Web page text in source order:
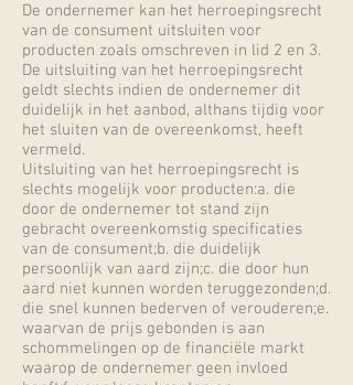
De ondernemer kan het herroepingsrecht
van de consument uitsluiten voor
producten zoals omschreven in lid 2 en 3.
De uitsluiting van het herroepingsrecht
geldt slechts indien de ondernemer dit
duidelijk in het aanbod, althans tijdig voor
het sluiten van de overeenkomst, heeft
vermeld.
Uitsluiting van het herroepingsrecht is
slechts mogelijk voor producten:a. die
door de ondernemer tot stand zijn
gebracht overeenkomstig specificaties
van de consument;b. die duidelijk
persoonlijk van aard zijn;c. die door hun
aard niet kunnen worden teruggezonden;d.
die snel kunnen bederven of verouderen;e.
waarvan de prijs gebonden is aan
schommelingen op de financiële markt
waarop de ondernemer geen invloed